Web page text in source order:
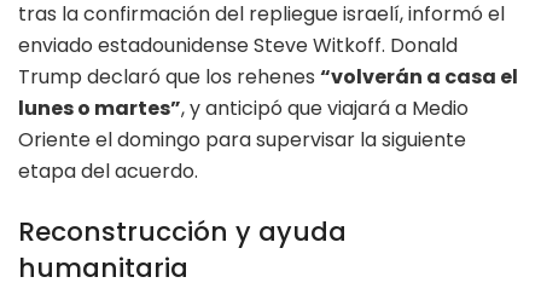
tras la confirmación del repliegue israelí, informó el
enviado estadounidense Steve Witkoff. Donald
Trump declaró que los rehenes “volverán a casa el
lunes o martes”, y anticipó que viajará a Medio
Oriente el domingo para supervisar la siguiente
etapa del acuerdo.
Reconstrucción y ayuda
humanitaria